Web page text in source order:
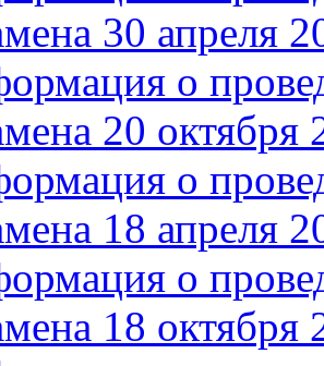
30 апреля
о
20 октября
о
18 апреля
о
18 октября